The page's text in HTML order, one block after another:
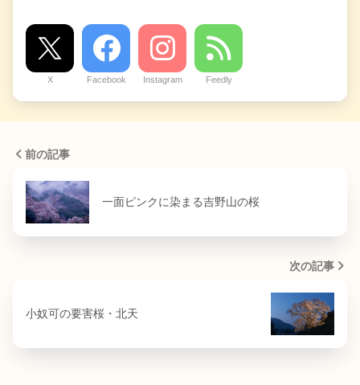
X Facebook Instagram Feedly
前の記事
一面ピンクに染まる吉野山の桜
次の記事
小奴可の要害桜・北天